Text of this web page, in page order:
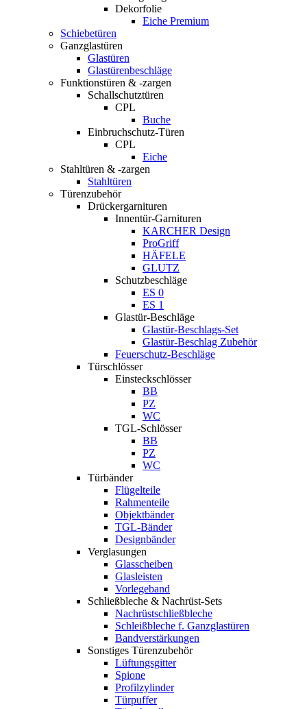
Dekorfolie
Eiche Premium
Schiebetüren
Ganzglastüren
Glastüren
Glastürenbeschläge
Funktionstüren & -zargen
Schallschutztüren
CPL
Buche
Einbruchschutz-Türen
CPL
Eiche
Stahltüren & -zargen
Stahltüren
Türenzubehör
Drückergarnituren
Innentür-Garnituren
KARCHER Design
ProGriff
HÄFELE
GLUTZ
Schutzbeschläge
ES 0
ES 1
Glastür-Beschläge
Glastür-Beschlags-Set
Glastür-Beschlag Zubehör
Feuerschutz-Beschläge
Türschlösser
Einsteckschlösser
BB
PZ
WC
TGL-Schlösser
BB
PZ
WC
Türbänder
Flügelteile
Rahmenteile
Objektbänder
TGL-Bänder
Designbänder
Verglasungen
Glasscheiben
Glasleisten
Vorlegeband
Schließbleche & Nachrüst-Sets
Nachrüstschließbleche
Schleißbleche f. Ganzglastüren
Bandverstärkungen
Sonstiges Türenzubehör
Lüftungsgitter
Spione
Profilzylinder
Türpuffer